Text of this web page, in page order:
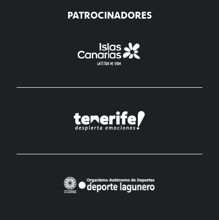
PATROCINADORES